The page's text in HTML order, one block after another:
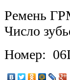
Ремень
Число
Номер: